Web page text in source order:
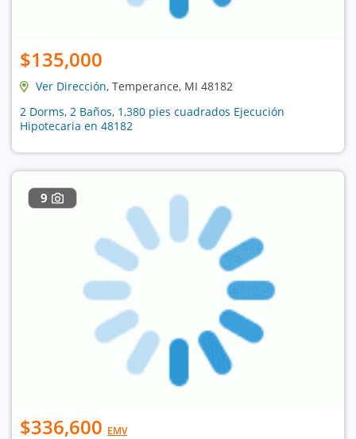
$135,000
Ver Dirección, Temperance, MI 48182
2 Dorms, 2 Baños, 1,380 pies cuadrados Ejecución
Hipotecaria en 48182
9
$336,600 EMV